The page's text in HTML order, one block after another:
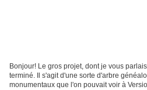
Bonjour! Le gros projet, dont je vous
terminé. Il s'agit d'une sorte d'arbre
monumentaux que l'on pouvait voir à